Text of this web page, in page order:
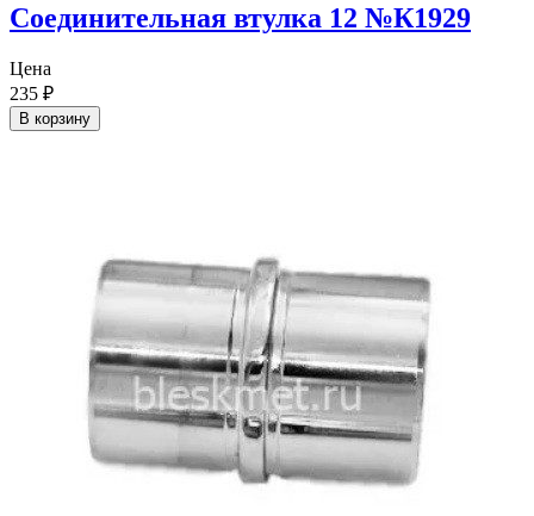
Соединительная втулка 12 №К1929
Цена
235 ₽
В корзину